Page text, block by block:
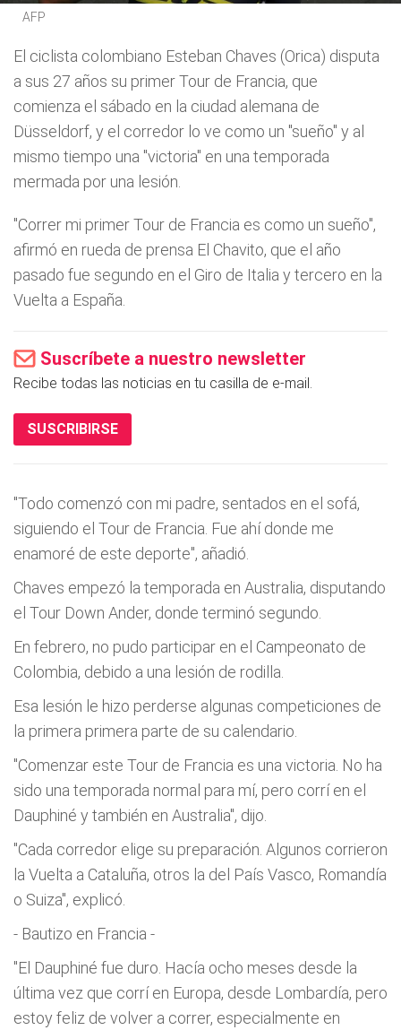
AFP
El ciclista colombiano Esteban Chaves (Orica) disputa
a sus 27 años su primer Tour de Francia, que
comienza el sábado en la ciudad alemana de
Düsseldorf, y el corredor lo ve como un "sueño" y al
mismo tiempo una "victoria" en una temporada
mermada por una lesión.
"Correr mi primer Tour de Francia es como un sueño",
afirmó en rueda de prensa El Chavito, que el año
pasado fue segundo en el Giro de Italia y tercero en la
Vuelta a España.
Suscríbete a nuestro newsletter
Recibe todas las noticias en tu casilla de e-mail.
SUSCRIBIRSE
"Todo comenzó con mi padre, sentados en el sofá,
siguiendo el Tour de Francia. Fue ahí donde me
enamoré de este deporte", añadió.
Chaves empezó la temporada en Australia, disputando
el Tour Down Ander, donde terminó segundo.
En febrero, no pudo participar en el Campeonato de
Colombia, debido a una lesión de rodilla.
Esa lesión le hizo perderse algunas competiciones de
la primera primera parte de su calendario.
"Comenzar este Tour de Francia es una victoria. No ha
sido una temporada normal para mí, pero corrí en el
Dauphiné y también en Australia", dijo.
"Cada corredor elige su preparación. Algunos corrieron
la Vuelta a Cataluña, otros la del País Vasco, Romandía
o Suiza", explicó.
- Bautizo en Francia -
"El Dauphiné fue duro. Hacía ocho meses desde la
última vez que corrí en Europa, desde Lombardía, pero
estoy feliz de volver a correr, especialmente en